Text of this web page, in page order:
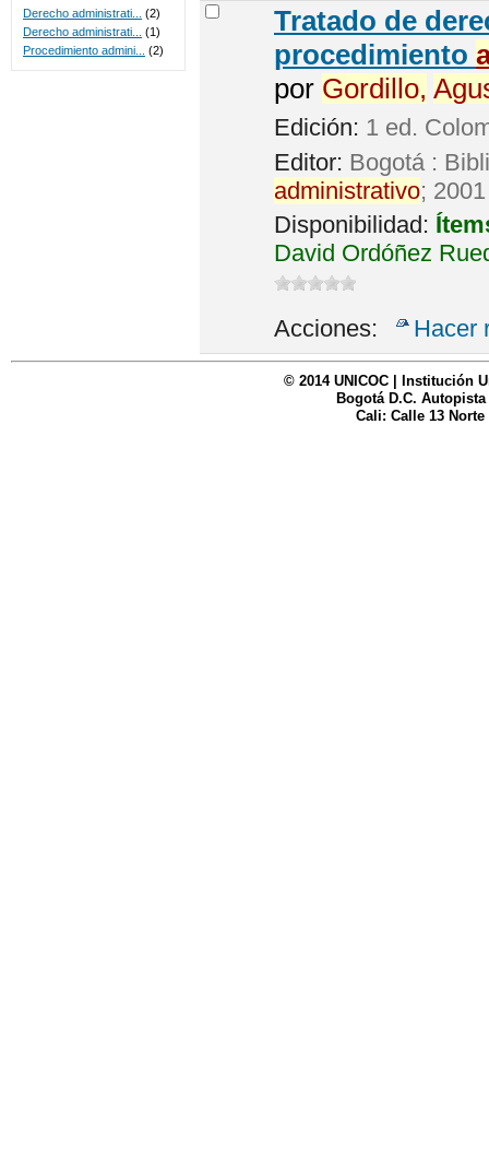
Tratado de
procedimiento
por Gordillo,
Edición: 1 ed.
Editor: Bogotá :
administrativo; 2001
Disponibilidad:
David Ordóñez
Acciones: Hacer
Derecho administrati...
(2)
Derecho administrati...
(1)
Procedimiento admini...
(2)
© 2014 UNICOC | Institución
Bogotá D.C. Autopista
Cali: Calle 13 Norte